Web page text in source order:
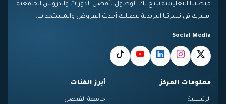
منصتنا التعليمية تتيح لك الوصول لأفضل الدورات والدروس الجامعية.
اشترك في نشرتنا البريدية لتصلك أحدث العروض والمستجدات.
Social Media
معلومات المركز
الرئيسية
أبرز الفئات
جامعة الفيصل